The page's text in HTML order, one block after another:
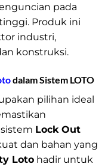
pada
Produk ini
industri,
konstruksi.
dalam Sistem LOTO
pilihan ideal
Lock Out
dan bahan yang
Loto hadir untuk